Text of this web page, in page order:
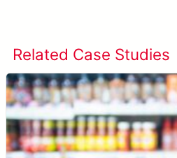
Related Case Studies